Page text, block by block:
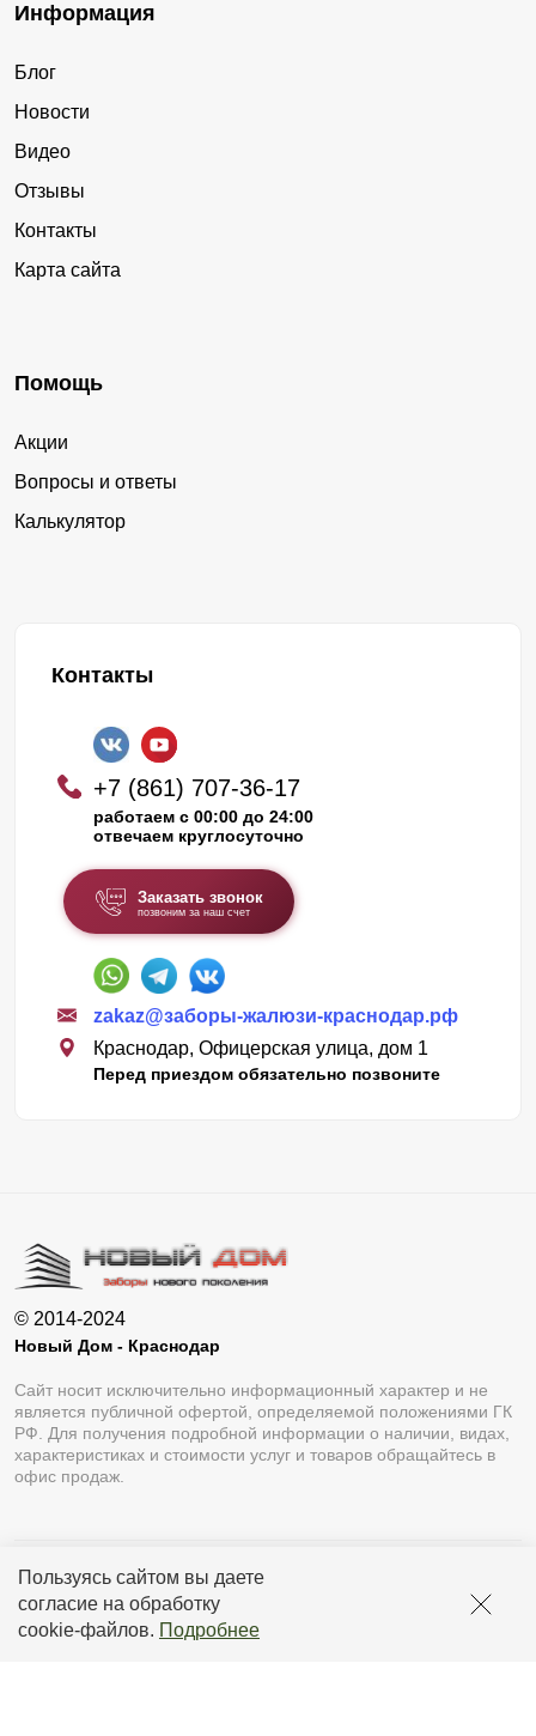
Пользуясь сайтом вы даете
согласие на обработку
cookie-файлов. Подробнее
Информация
Блог
Новости
Видео
Отзывы
Контакты
Карта сайта
Помощь
Акции
Вопросы и ответы
Калькулятор
Контакты
+7 (861) 707-36-17
работаем с 00:00 до 24:00
отвечаем круглосуточно
Заказать звонок
позвоним за наш счет
zakaz@заборы-жалюзи-краснодар.рф
Краснодар, Офицерская улица, дом 1
Перед приездом обязательно позвоните
© 2014-2024
Новый Дом - Краснодар
Сайт носит исключительно информационный характер и не
является публичной офертой, определяемой положениями ГК
РФ. Для получения подробной информации о наличии, видах,
характеристиках и стоимости услуг и товаров обращайтесь в
офис продаж.
Разработка сайтаLukevium
Политика конфиденциальности